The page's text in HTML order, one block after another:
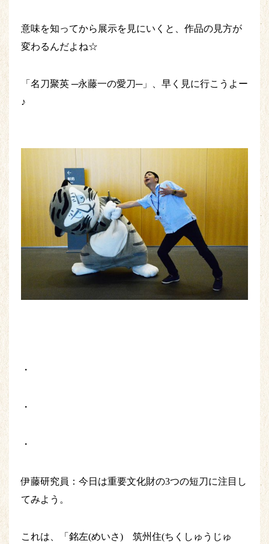
意味を知ってから展示を見にいくと、作品の見方が
変わるんだよね☆
「名刀聚英 ─永藤一の愛刀─」、早く見に行こうよー
♪
・
・
・
伊藤研究員：今日は重要文化財の3つの短刀に注目し
てみよう。
これは、「銘左(めいさ) 筑州住(ちくしゅうじゅ